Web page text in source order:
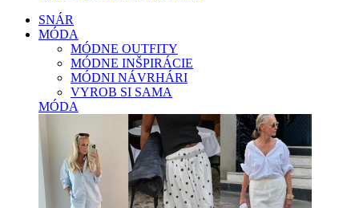
SNÁR
MÓDA
MÓDNE OUTFITY
MÓDNE INŠPIRÁCIE
MÓDNI NÁVRHÁRI
VYROB SI SAMA
MÓDA